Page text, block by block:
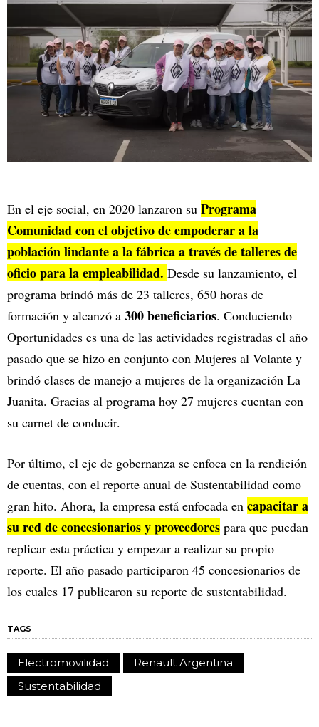
En el eje social, en 2020 lanzaron su Programa
Comunidad con el objetivo de empoderar a la
población lindante a la fábrica a través de talleres de
oficio para la empleabilidad. Desde su lanzamiento, el
programa brindó más de 23 talleres, 650 horas de
formación y alcanzó a 300 beneficiarios. Conduciendo
Oportunidades es una de las actividades registradas el año
pasado que se hizo en conjunto con Mujeres al Volante y
brindó clases de manejo a mujeres de la organización La
Juanita. Gracias al programa hoy 27 mujeres cuentan con
su carnet de conducir.
Por último, el eje de gobernanza se enfoca en la rendición
de cuentas, con el reporte anual de Sustentabilidad como
gran hito. Ahora, la empresa está enfocada en capacitar a
su red de concesionarios y proveedores para que puedan
replicar esta práctica y empezar a realizar su propio
reporte. El año pasado participaron 45 concesionarios de
los cuales 17 publicaron su reporte de sustentabilidad.
TAGS
Electromovilidad
Renault Argentina
Sustentabilidad